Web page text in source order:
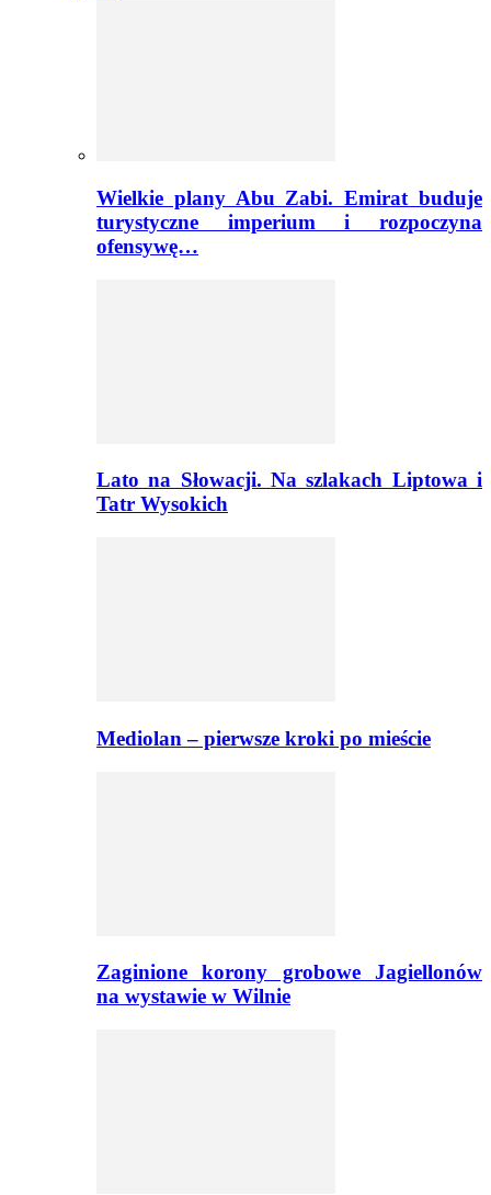
Wielkie plany Abu Zabi. Emirat buduje
turystyczne imperium i rozpoczyna
ofensywę…
Lato na Słowacji. Na szlakach Liptowa i
Tatr Wysokich
Mediolan – pierwsze kroki po mieście
Zaginione korony grobowe Jagiellonów
na wystawie w Wilnie